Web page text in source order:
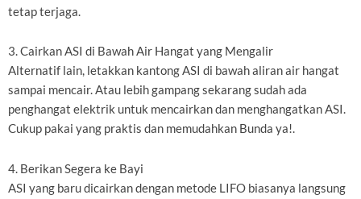
tetap terjaga.
3. Cairkan ASI di Bawah Air Hangat yang Mengalir
Alternatif lain, letakkan kantong ASI di bawah aliran air hangat
sampai mencair. Atau lebih gampang sekarang sudah ada
penghangat elektrik untuk mencairkan dan menghangatkan ASI.
Cukup pakai yang praktis dan memudahkan Bunda ya!.
4. Berikan Segera ke Bayi
ASI yang baru dicairkan dengan metode LIFO biasanya langsung